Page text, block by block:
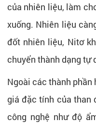
của nhiên liệu, làm
xuống. Nhiên liệu
đốt nhiên liệu, Nitơ
chuyển thành dạng tự
Ngoài các thành
giá đặc tính của than
công nghệ như độ